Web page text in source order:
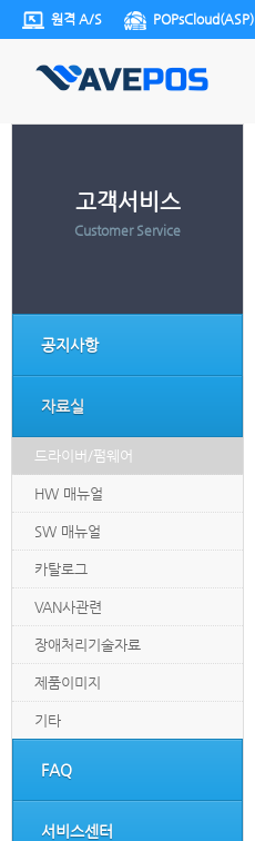
원격 A/S POPsCloud(ASP)
고객서비스
Customer Service
공지사항
자료실
드라이버/펌웨어
HW 매뉴얼
SW 매뉴얼
카탈로그
VAN사관련
장애처리기술자료
제품이미지
기타
FAQ
서비스센터